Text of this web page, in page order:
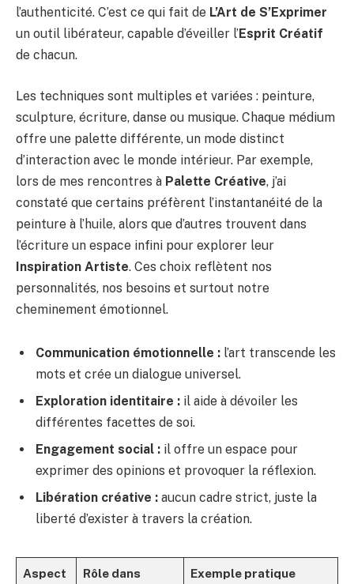
l’authenticité. C’est ce qui fait de L’Art de S’Exprimer
un outil libérateur, capable d’éveiller l’Esprit Créatif
de chacun.
Les techniques sont multiples et variées : peinture,
sculpture, écriture, danse ou musique. Chaque médium
offre une palette différente, un mode distinct
d’interaction avec le monde intérieur. Par exemple,
lors de mes rencontres à Palette Créative, j’ai
constaté que certains préfèrent l’instantanéité de la
peinture à l’huile, alors que d’autres trouvent dans
l’écriture un espace infini pour explorer leur
Inspiration Artiste. Ces choix reflètent nos
personnalités, nos besoins et surtout notre
cheminement émotionnel.
Communication émotionnelle : l’art transcende les
mots et crée un dialogue universel.
Exploration identitaire : il aide à dévoiler les
différentes facettes de soi.
Engagement social : il offre un espace pour
exprimer des opinions et provoquer la réflexion.
Libération créative : aucun cadre strict, juste la
liberté d’exister à travers la création.
Aspect
Rôle dans
Exemple pratique